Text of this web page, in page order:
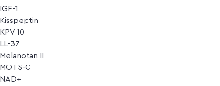
IGF-1
Kisspeptin
KPV 10
LL-37
Melanotan II
MOTS-C
NAD+